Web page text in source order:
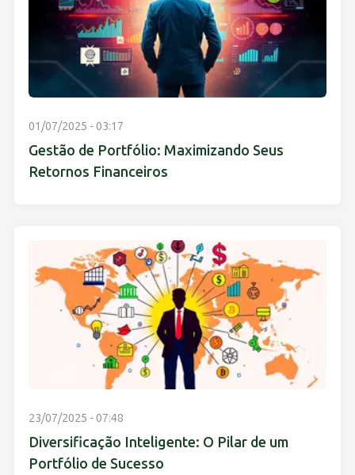
01/07/2025 - 03:17
Gestão de Portfólio: Maximizando Seus
Retornos Financeiros
23/07/2025 - 07:48
Diversificação Inteligente: O Pilar de um
Portfólio de Sucesso